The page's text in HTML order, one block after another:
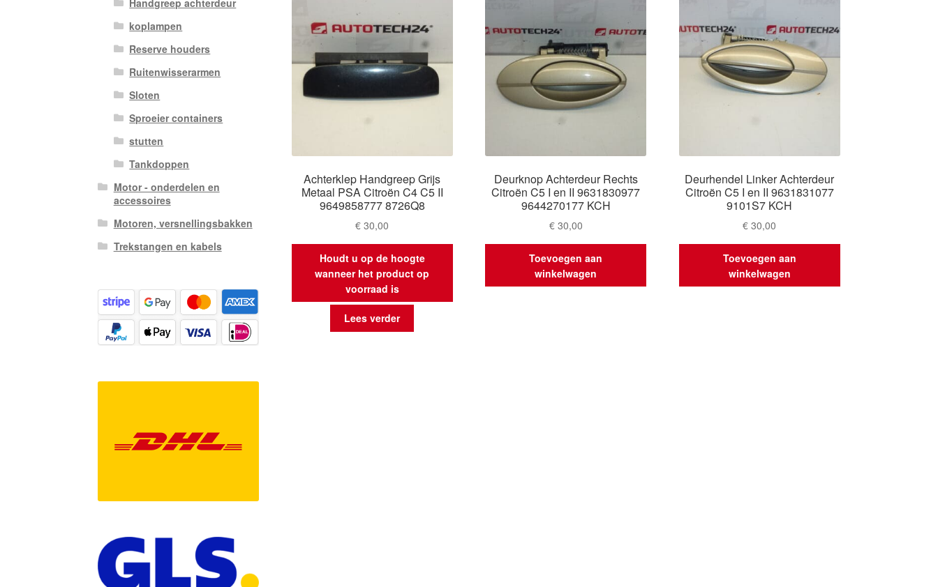
Achterklep Handgreep Grijs
Metaal PSA Citroën C4 C5 II
9649858777 8726Q8
€ 30,00
Houdt u op de hoogte
wanneer het product op
voorraad is
Lees verder
Deurknop Achterdeur Rechts
Citroën C5 I en II 9631830977
9644270177 KCH
€30,00
Toevoegen aan
winkelwagen
Deurhendel Linker Achterdeur
Citroën C5 I en II 9631831077
9101S7 KCH
€ 30,00
Toevoegen aan
winkelwagen
Handgreep achterdeur
koplampen
Reserve houders
Ruitenwisserarmen
Sloten
Sproeier containers
stutten
Tankdoppen
Motor - onderdelen en
accessoires
Motoren, versnellingsbakken
Trekstangen en kabels